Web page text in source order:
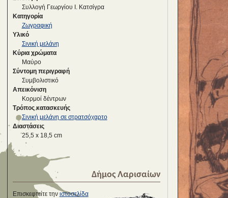
Συλλογή Γεωργίου Ι. Κατσίγρα
Κατηγορία
Ζωγραφική
Υλικό
Σινική μελάνη
Κύρια χρώματα
Μαύρο
Σύντομη περιγραφή
Συμβολιστικό
Απεικόνιση
Κορμοί δέντρων
Τρόπος κατασκευής
Σινική μελάνη σε στρατσόχαρτο
Διαστάσεις
25,5 x 18,5 cm
Δήμος Λαρισαίων
Επισκεφτείτε την ιστοσελίδα